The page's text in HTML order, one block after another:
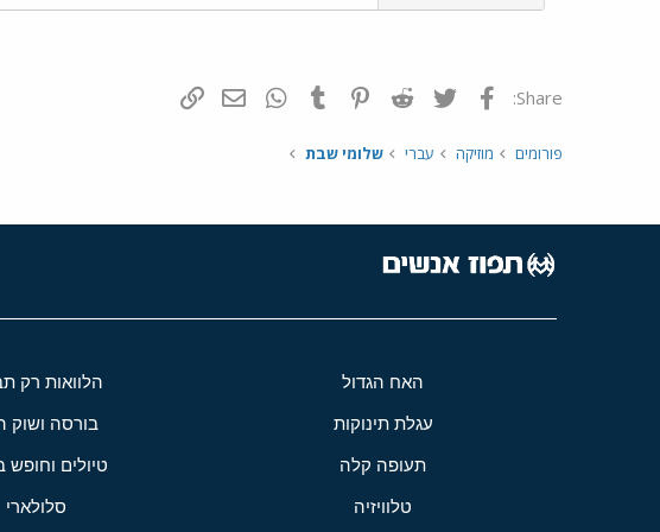
Share: פייסבוק Twitter
Reddit
Pinterest
Tumblr
WhatsAppדואר אלקטרוני
פורומים מוזיקה עברי שלומי שבת
האח הגדול הלוואות רק
עגלת תינוקות בורסה ושוק
תעופה קלה טיולים וחופש
טלוויזיה סלולארי